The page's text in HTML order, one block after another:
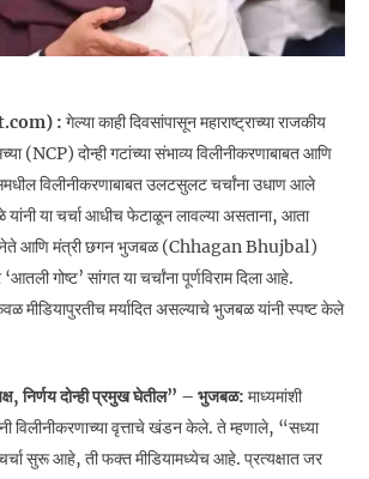
: गेल्या काही दिवसांपासून महाराष्ट्राच्या राजकीय
(NCP) दोन्ही गटांच्या संभाव्य विलीनीकरणाबाबत आणि
विलीनीकरणाबाबत उलटसुलट चर्चांना उधाण आले
या चर्चा आधीच फेटाळून लावल्या असताना, आता
नेते आणि मंत्री छगन भुजबळ (Chhagan Bhujbal)
गोष्ट’ सांगत या चर्चांना पूर्णविराम दिला आहे.
मीडियापुरतीच मर्यादित असल्याचे भुजबळ यांनी स्पष्ट केले
निर्णय दोन्ही प्रमुख घेतील” – भुजबळ: माध्यमांशी
विलीनीकरणाच्या वृत्ताचे खंडन केले. ते म्हणाले, “सध्या
चर्चा सुरू आहे, ती फक्त मीडियामध्येच आहे. प्रत्यक्षात जर